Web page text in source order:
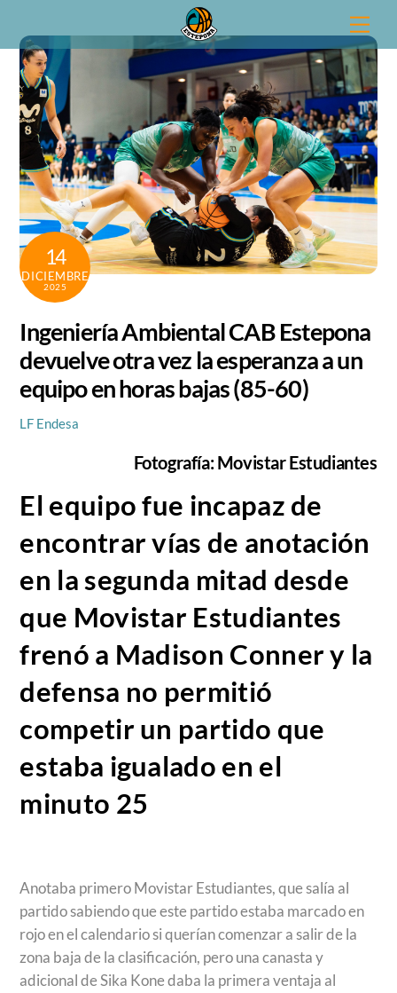
content
14
DICIEMBRE
2025
Ingeniería Ambiental CAB Estepona
devuelve otra vez la esperanza a un
equipo en horas bajas (85-60)
LF Endesa
Fotografía: Movistar Estudiantes
El equipo fue incapaz de
encontrar vías de anotación
en la segunda mitad desde
que Movistar Estudiantes
frenó a Madison Conner y la
defensa no permitió
competir un partido que
estaba igualado en el
minuto 25
Anotaba primero Movistar Estudiantes, que salía al
partido sabiendo que este partido estaba marcado en
rojo en el calendario si querían comenzar a salir de la
zona baja de la clasificación, pero una canasta y
adicional de Sika Kone daba la primera ventaja al